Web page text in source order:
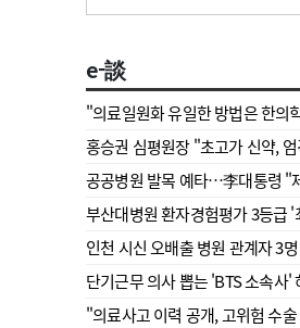
e-談
"의료일원화 유일한 방법은 한의
홍승권 심평원장 " 초고가 신약,
공공병원 발목 예타…李대통령 "
부산대병원 환자경험평가 3등급
인천 시신 오배출 병원 관계자 3
단기근무 의사 뽑는 'BTS 소속사'
"의료사고 이력 공개, 고위험 수